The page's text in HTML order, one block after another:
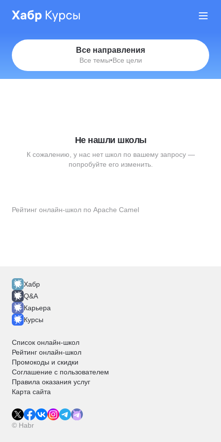
Все направления
Все темы•Все цели
Рейтинг онлайн-школ по Apache Camel
Не нашли школы
К сожалению, у нас нет школ по вашему запросу —
попробуйте его изменить.
Хабр
Q&A
Карьера
Курсы
Список онлайн-школ
Рейтинг онлайн-школ
Промокоды и скидки
Соглашение с пользователем
Правила оказания услуг
Карта сайта
© Habr